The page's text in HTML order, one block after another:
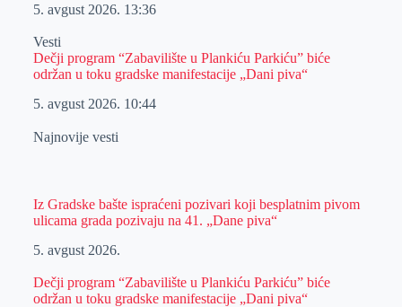
5. avgust 2026. 13:36
Vesti
Dečji program “Zabavilište u Plankiću Parkiću” biće
održan u toku gradske manifestacije „Dani piva“
5. avgust 2026. 10:44
Najnovije vesti
Iz Gradske bašte ispraćeni pozivari koji besplatnim pivom
ulicama grada pozivaju na 41. „Dane piva“
5. avgust 2026.
Dečji program “Zabavilište u Plankiću Parkiću” biće
održan u toku gradske manifestacije „Dani piva“